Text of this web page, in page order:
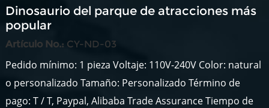
Dinosaurio del parque de atracciones más
popular
Artículo No.: CY-ND-03
Pedido mínimo: 1 pieza Voltaje: 110V-240V Color: natural
o personalizado Tamaño: Personalizado Término de
pago: T / T, Paypal, Alibaba Trade Assurance Tiempo de